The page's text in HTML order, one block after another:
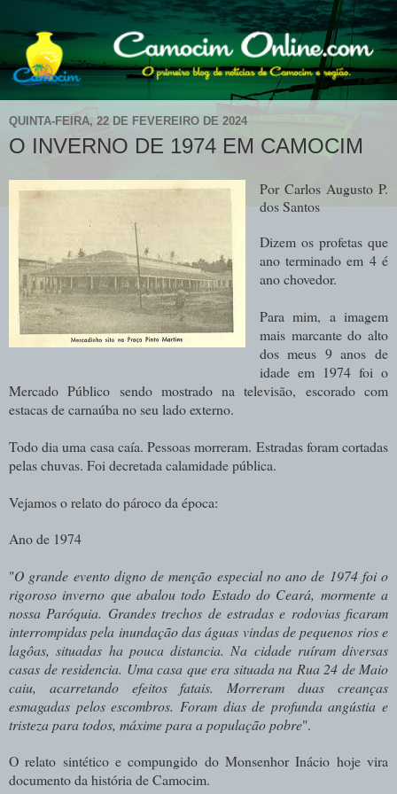
QUINTA-FEIRA, 22 DE FEVEREIRO DE 2024
O INVERNO DE 1974 EM CAMOCIM
Por Carlos Augusto P.
dos Santos
Dizem os profetas que
ano terminado em 4 é
ano chovedor.
Para mim, a imagem
mais marcante do alto
dos meus 9 anos de
idade em 1974 foi o
Mercado Público sendo mostrado na televisão, escorado com
estacas de carnaúba no seu lado externo.
Todo dia uma casa caía. Pessoas morreram. Estradas foram cortadas
pelas chuvas. Foi decretada calamidade pública.
Vejamos o relato do pároco da época:
Ano de 1974
"O grande evento digno de menção especial no ano de 1974 foi o
rigoroso inverno que abalou todo Estado do Ceará, mormente a
nossa Paróquia. Grandes trechos de estradas e rodovias ficaram
interrompidas pela inundação das águas vindas de pequenos rios e
lagôas, situadas ha pouca distancia. Na cidade ruíram diversas
casas de residencia. Uma casa que era situada na Rua 24 de Maio
caiu, acarretando efeitos fatais. Morreram duas creanças
esmagadas pelos escombros. Foram dias de profunda angústia e
tristeza para todos, máxime para a população pobre".
O relato sintético e compungido do Monsenhor Inácio hoje vira
documento da história de Camocim.